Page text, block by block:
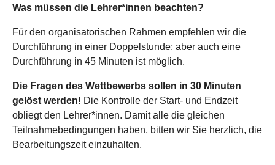
Was müssen die Lehrer*innen beachten?
Für den organisatorischen Rahmen empfehlen wir die
Durchführung in einer Doppelstunde; aber auch eine
Durchführung in 45 Minuten ist möglich.
Die Fragen des Wettbewerbs sollen in 30 Minuten
gelöst werden! Die Kontrolle der Start- und Endzeit
obliegt den Lehrer*innen. Damit alle die gleichen
Teilnahmebedingungen haben, bitten wir Sie herzlich, die
Bearbeitungszeit einzuhalten.